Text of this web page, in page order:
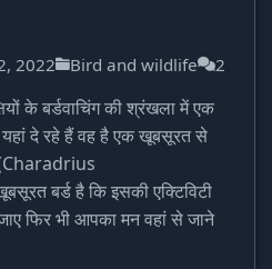
2022 Bird and wildlife 2
के बर्डवाचिंग की श्रंखला में एक
यहां दे रहे हैं वह है एक खूबसूरत से
बर्ड है कि इसकी एक्टिविटी
फिर भी आपका मन वहां से जाने